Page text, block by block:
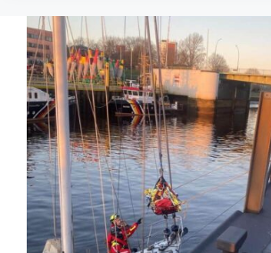
Brandbekämpfung
im
Lagerbunker